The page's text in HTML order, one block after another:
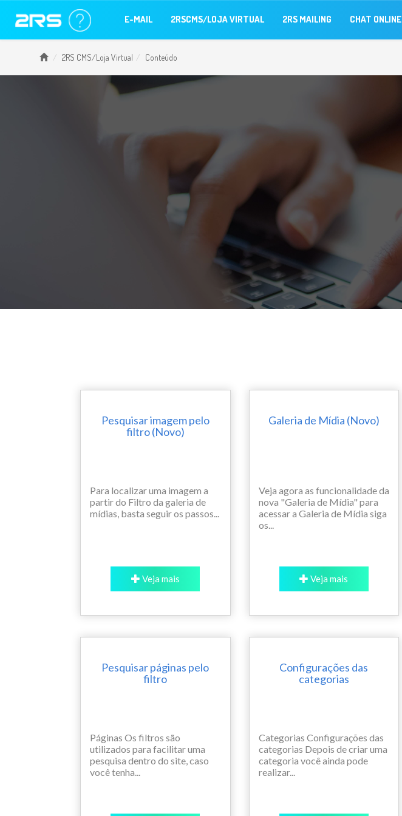
E-MAIL 2RSCMS/LOJA VIRTUAL 2RS MAILING CHAT ONLINE
2RS CMS/Loja Virtual Conteúdo
Pesquisar imagem pelo
filtro (Novo)
Para localizar uma imagem a
partir do Filtro da galeria de
mídias, basta seguir os passos...
Veja mais
Galeria de Mídia (Novo)
Veja agora as funcionalidade da
nova "Galeria de Mídia" para
acessar a Galeria de Mídia siga
os...
Veja mais
Pesquisar páginas pelo
filtro
Páginas Os filtros são
utilizados para facilitar uma
pesquisa dentro do site, caso
você tenha...
Configurações das
categorias
Categorias Configurações das
categorias Depois de criar uma
categoria você ainda pode
realizar...